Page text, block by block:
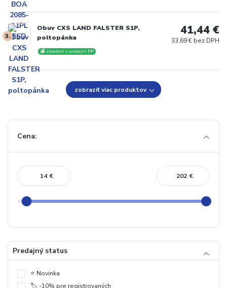
3.
Obuv CXS LAND FALSTER S1P,
poltopánka
🏬 skladom v predajni PP
41,44 €
33,69 € bez DPH
zobraziť viac produktov
Cena:
€ €
Predajný status
⭐️ Novinka
🏷️ -10% pre registrovaných